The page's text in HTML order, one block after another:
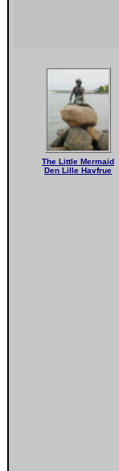
The Little Mermaid
Den Lille Havfrue